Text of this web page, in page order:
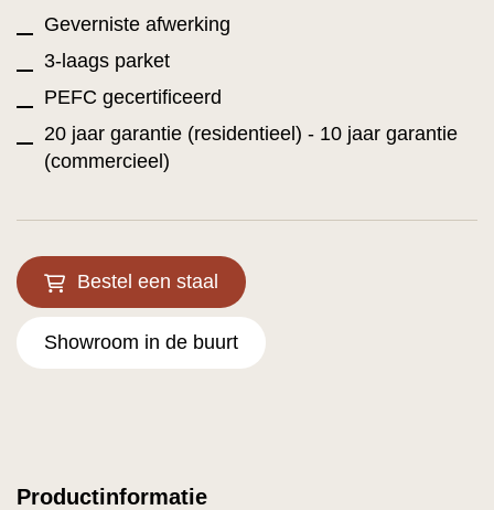
Geverniste afwerking
3-laags parket
PEFC gecertificeerd
20 jaar garantie (residentieel) - 10 jaar garantie
(commercieel)
Bestel een staal
Showroom in de buurt
Productinformatie